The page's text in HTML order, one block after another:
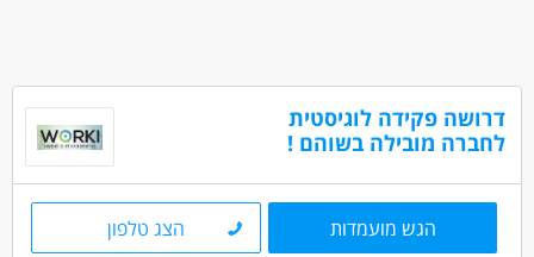
דרושה פקידה לוגיסטית
לחברה מובילה בשוהם !
הגש מועמדות הצג טלפון